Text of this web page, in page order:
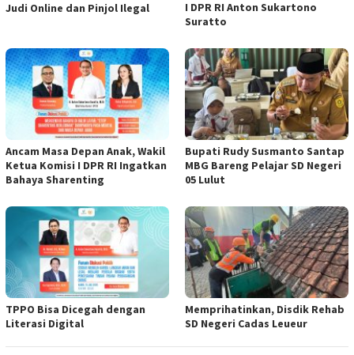
Judi Online dan Pinjol Ilegal
I DPR RI Anton Sukartono
Suratto
Ancam Masa Depan Anak, Wakil
Ketua Komisi I DPR RI Ingatkan
Bahaya Sharenting
Bupati Rudy Susmanto Santap
MBG Bareng Pelajar SD Negeri
05 Lulut
TPPO Bisa Dicegah dengan
Literasi Digital
Memprihatinkan, Disdik Rehab
SD Negeri Cadas Leueur